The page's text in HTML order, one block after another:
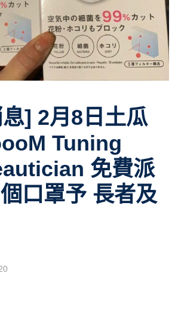
] 2月8日土瓜
Tuning
免費派
口罩予 長者及